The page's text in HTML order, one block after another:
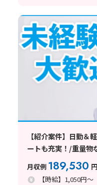
【紹介案件】日勤
ートも充実！/重量物
月収例 189,530 円
【時給】1,050円～